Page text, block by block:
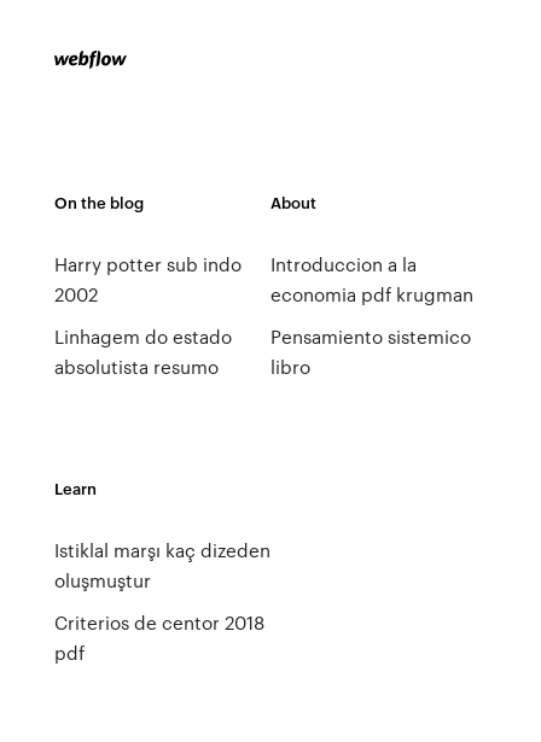
On the blog
Harry potter sub indo
2002
Linhagem do estado
absolutista resumo
About
Introduccion a la
economia pdf krugman
Pensamiento sistemico
libro
Learn
Istiklal marşı kaç dizeden
oluşmuştur
Criterios de centor 2018
pdf